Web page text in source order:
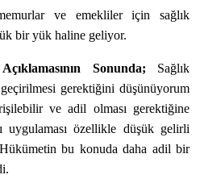
ve emekliler için sağlık
bir yük haline geliyor.
Sonunda; Sağlık
gerektiğini düşünüyorum
ve adil olması gerektiğine
uygulaması özellikle düşük gelirli
bu konuda daha adil bir